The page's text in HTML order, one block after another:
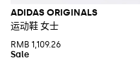
ADIDAS ORIGINALS
运动鞋 女士
RMB 1,109.26